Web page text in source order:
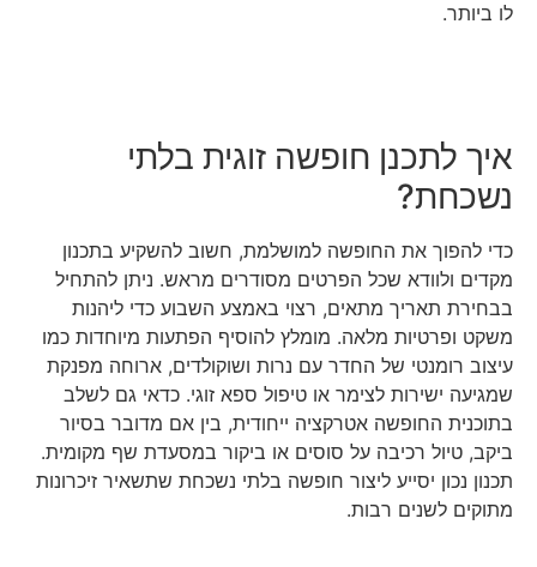
לו ביותר.
איך לתכנן חופשה זוגית בלתי
נשכחת?
כדי להפוך את החופשה למושלמת, חשוב להשקיע בתכנון
מקדים ולוודא שכל הפרטים מסודרים מראש. ניתן להתחיל
בבחירת תאריך מתאים, רצוי באמצע השבוע כדי ליהנות
משקט ופרטיות מלאה. מומלץ להוסיף הפתעות מיוחדות כמו
עיצוב רומנטי של החדר עם נרות ושוקולדים, ארוחה מפנקת
שמגיעה ישירות לצימר או טיפול ספא זוגי. כדאי גם לשלב
בתוכנית החופשה אטרקציה ייחודית, בין אם מדובר בסיור
ביקב, טיול רכיבה על סוסים או ביקור במסעדת שף מקומית.
תכנון נכון יסייע ליצור חופשה בלתי נשכחת שתשאיר זיכרונות
מתוקים לשנים רבות.